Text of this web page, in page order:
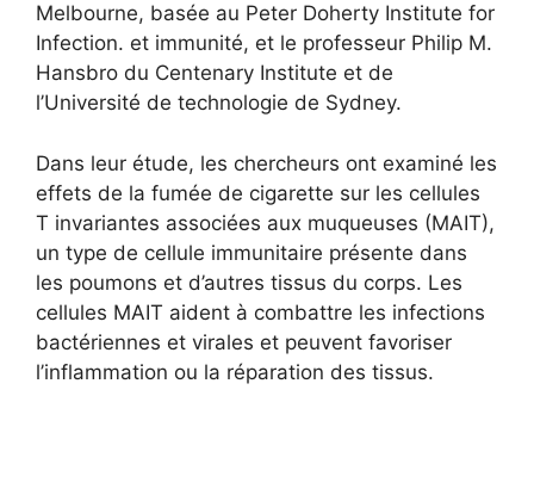
Melbourne, basée au Peter Doherty Institute for
Infection. et immunité, et le professeur Philip M.
Hansbro du Centenary Institute et de
l’Université de technologie de Sydney.
Dans leur étude, les chercheurs ont examiné les
effets de la fumée de cigarette sur les cellules
T invariantes associées aux muqueuses (MAIT),
un type de cellule immunitaire présente dans
les poumons et d’autres tissus du corps. Les
cellules MAIT aident à combattre les infections
bactériennes et virales et peuvent favoriser
l’inflammation ou la réparation des tissus.